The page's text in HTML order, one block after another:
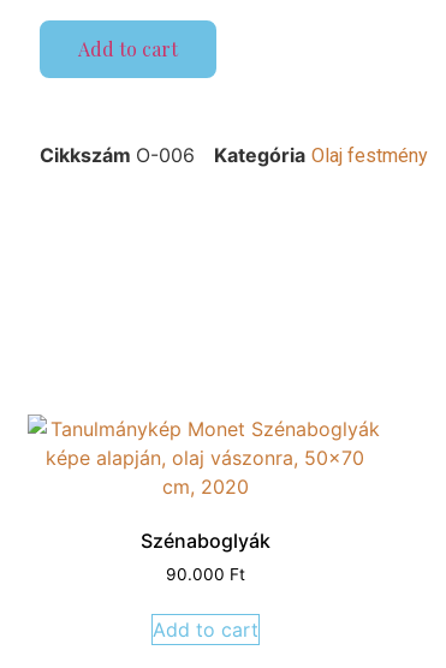
Add to cart
Cikkszám O-006 Kategória Olaj festmény
Szénaboglyák
90.000 Ft
Add to cart